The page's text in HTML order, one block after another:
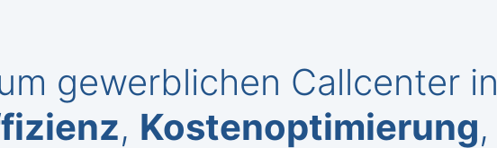
gewerblichen Callcenter in
, Kostenoptimierung,